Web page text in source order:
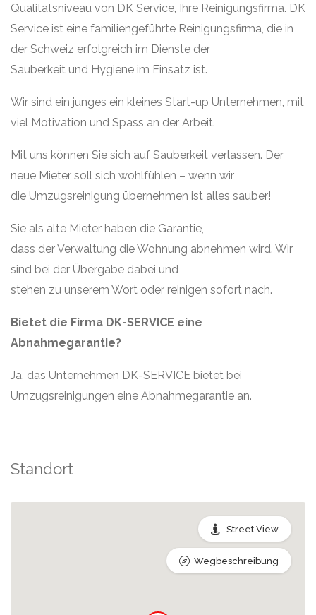
Qualitätsniveau von DK Service, Ihre Reinigungsfirma. DK
Service ist eine familiengeführte Reinigungsfirma, die in
der Schweiz erfolgreich im Dienste der
Sauberkeit und Hygiene im Einsatz ist.
Wir sind ein junges ein kleines Start-up Unternehmen, mit
viel Motivation und Spass an der Arbeit.
Mit uns können Sie sich auf Sauberkeit verlassen. Der
neue Mieter soll sich wohlfühlen – wenn wir
die Umzugsreinigung übernehmen ist alles sauber!
Sie als alte Mieter haben die Garantie,
dass der Verwaltung die Wohnung abnehmen wird. Wir
sind bei der Übergabe dabei und
stehen zu unserem Wort oder reinigen sofort nach.
Bietet die Firma DK-SERVICE eine
Abnahmegarantie?
Ja, das Unternehmen DK-SERVICE bietet bei
Umzugsreinigungen eine Abnahmegarantie an.
Standort
Street View
Wegbeschreibung